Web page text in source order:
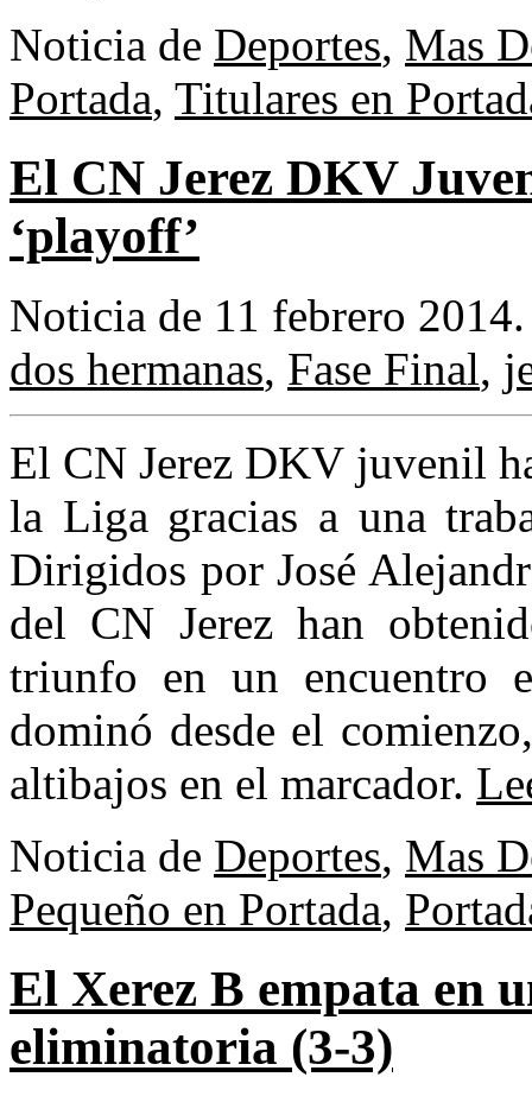
Noticia de Deportes, Mas
Portada, Titulares en
El CN Jerez DKV
‘playoff’
Noticia de 11 febrero
dos hermanas, Fase Final,
El CN Jerez DKV juvenil
la Liga gracias a una
Dirigidos por José
del CN Jerez han
triunfo en un encuentro
dominó desde el
altibajos en el marcador.
Noticia de Deportes, Mas
Pequeño en Portada,
El Xerez B empata en
eliminatoria (3-3)